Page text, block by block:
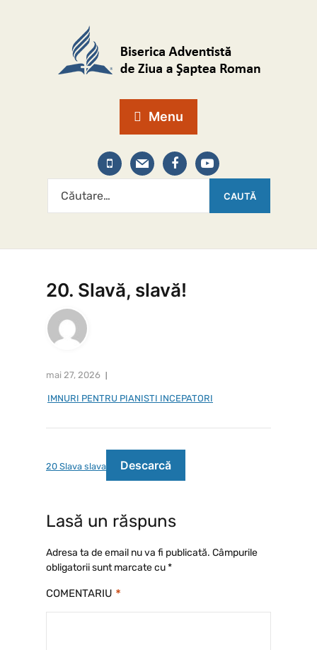
Menu
20. Slavă, slavă!
mai 27, 2026
IMNURI PENTRU PIANISTI INCEPATORI
20 Slava slava Descarcă
Lasă un răspuns
Adresa ta de email nu va fi publicată. Câmpurile
obligatorii sunt marcate cu*
COMENTARIU *